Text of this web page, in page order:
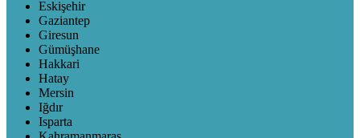
Eskişehir
Gaziantep
Giresun
Gümüşhane
Hakkari
Hatay
Mersin
Iğdır
Isparta